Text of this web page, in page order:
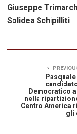
Giuseppe
Solidea Schipilliti
Democratico
nella
Centro America
gli